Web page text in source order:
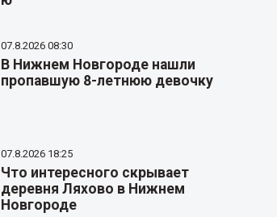
07.8.2026 08:30
В Нижнем Новгороде нашли
пропавшую 8-летнюю девочку
07.8.2026 18:25
Что интересного скрывает
деревня Ляхово в Нижнем
Новгороде